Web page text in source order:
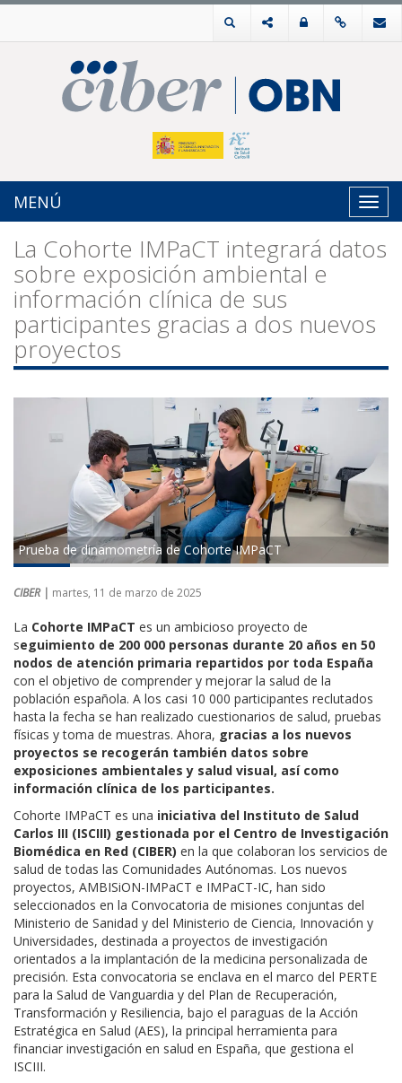
MENÚ
La Cohorte IMPaCT integrará datos
sobre exposición ambiental e
información clínica de sus
participantes gracias a dos nuevos
proyectos
Prueba de dinamometría de Cohorte IMPaCT
CIBER | martes, 11 de marzo de 2025
La Cohorte IMPaCT es un ambicioso proyecto de
seguimiento de 200 000 personas durante 20 años en 50
nodos de atención primaria repartidos por toda España
con el objetivo de comprender y mejorar la salud de la
población española. A los casi 10 000 participantes reclutados
hasta la fecha se han realizado cuestionarios de salud, pruebas
físicas y toma de muestras. Ahora, gracias a los nuevos
proyectos se recogerán también datos sobre
exposiciones ambientales y salud visual, así como
información clínica de los participantes.
Cohorte IMPaCT es una iniciativa del Instituto de Salud
Carlos III (ISCIII) gestionada por el Centro de Investigación
Biomédica en Red (CIBER) en la que colaboran los servicios de
salud de todas las Comunidades Autónomas. Los nuevos
proyectos, AMBISiON-IMPaCT e IMPaCT-IC, han sido
seleccionados en la Convocatoria de misiones conjuntas del
Ministerio de Sanidad y del Ministerio de Ciencia, Innovación y
Universidades, destinada a proyectos de investigación
orientados a la implantación de la medicina personalizada de
precisión. Esta convocatoria se enclava en el marco del PERTE
para la Salud de Vanguardia y del Plan de Recuperación,
Transformación y Resiliencia, bajo el paraguas de la Acción
Estratégica en Salud (AES), la principal herramienta para
financiar investigación en salud en España, que gestiona el
ISCIII.